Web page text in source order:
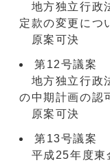
地方独立行政
定款の変更につ
原案可決
第12号議案
地方独立行政
の中期計画の認
原案可決
第13号議案
平成25年度東